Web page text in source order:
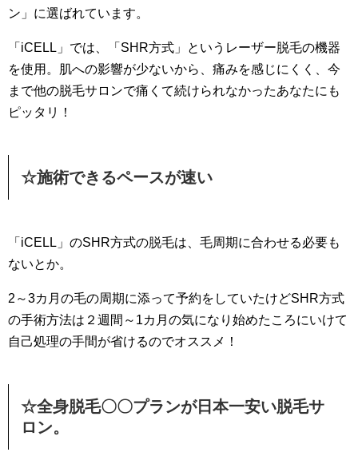
ン」に選ばれています。
「iCELL」では、「SHR方式」というレーザー脱毛の機器
を使用。肌への影響が少ないから、痛みを感じにくく、今
まで他の脱毛サロンで痛くて続けられなかったあなたにも
ピッタリ！
☆施術できるペースが速い
「iCELL」のSHR方式の脱毛は、毛周期に合わせる必要も
ないとか。
2～3カ月の毛の周期に添って予約をしていたけどSHR方式
の手術方法は２週間～1カ月の気になり始めたころにいけて
自己処理の手間が省けるのでオススメ！
☆全身脱毛〇〇プランが日本一安い脱毛サ
ロン。